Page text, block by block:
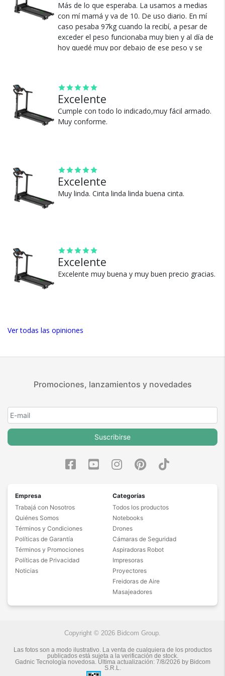
Más de lo que esperaba. La usamos a medias
con mí mamá y va de 10. De uso diario. En mí
caso pesaba 97kg cuando la recibí, a pesar de
exceder el peso funcionaba muy bien y al día de
hoy quedé muy por debajo de ese peso y se
Ver más
Excelente
Cumple con todo lo indicado,muy fácil armado.
Muy conforme.
Excelente
Muy linda. Cinta linda linda buena cinta.
Excelente
Excelente muy buena y muy buen precio gracias.
Ver todas las opiniones
Cambios y Devoluciones
¿Por qué estamos tan
seguros?
5 estrellas de 5 en Google.
5 estrellas de 5 en Facebook.
Más de 15.000 comentarios
envíos.
Promociones, lanzamientos y novedades
Suscribirse
Empresa
Trabajá con Nosotros
Quiénes Somos
Términos y Condiciones
Políticas de Garantía
Términos y Promociones
Políticas de Privacidad
Noticias
Categorías
Todos los productos
Notebooks
Drones
Cámaras de Seguridad
Aspiradoras Robot
Impresoras
Proyectores
Freidoras de Aire
Masajeadores
Copyright © 2026 Bidcom Group.
Las fotos son a modo ilustrativo. La venta de cualquiera de los productos
publicados está sujeta a la verificación de stock.
Gadnic Tecnología novedosa. Última actualización: 7/8/2026 by Bidcom
S.R.L.